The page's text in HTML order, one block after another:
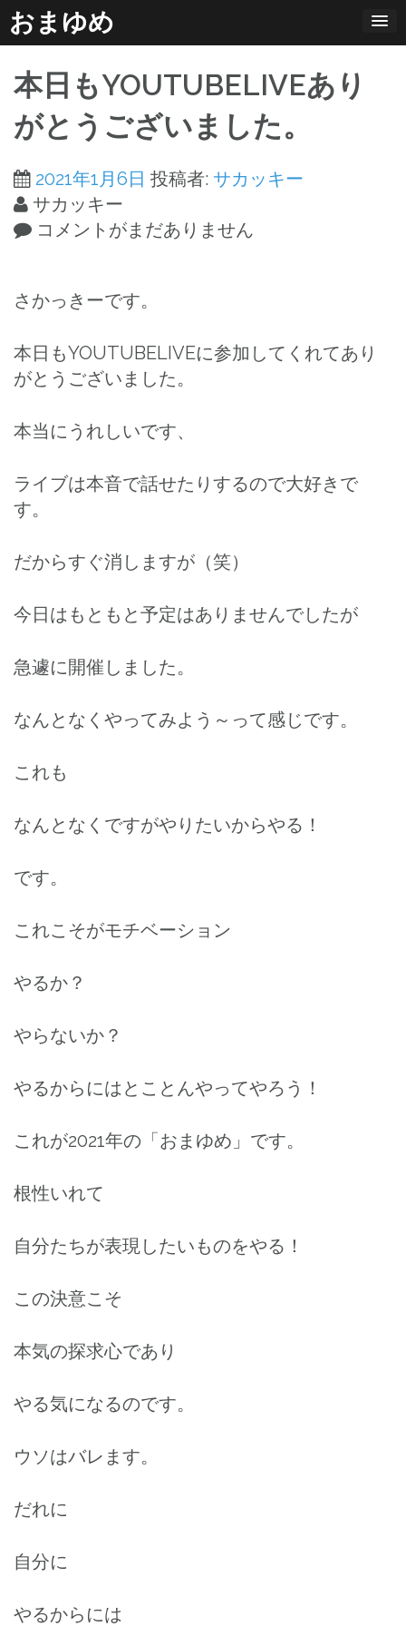
コ
ン
ン
へ
ス
キ
ッ
プ
おまゆめ
本日もYOUTUBELIVEあり
がとうございました。
2021年1月6日 投稿者: サカッキー
サカッキー
コメントがまだありません
さかっきーです。
本日もYOUTUBELIVEに参加してくれてあり
がとうございました。
本当にうれしいです、
ライブは本音で話せたりするので大好きで
す。
だからすぐ消しますが（笑）
今日はもともと予定はありませんでしたが
急遽に開催しました。
なんとなくやってみよう～って感じです。
これも
なんとなくですがやりたいからやる！
です。
これこそがモチベーション
やるか？
やらないか？
やるからにはとことんやってやろう！
これが2021年の「おまゆめ」です。
根性いれて
自分たちが表現したいものをやる！
この決意こそ
本気の探求心であり
やる気になるのです。
ウソはバレます。
だれに
自分に
やるからには